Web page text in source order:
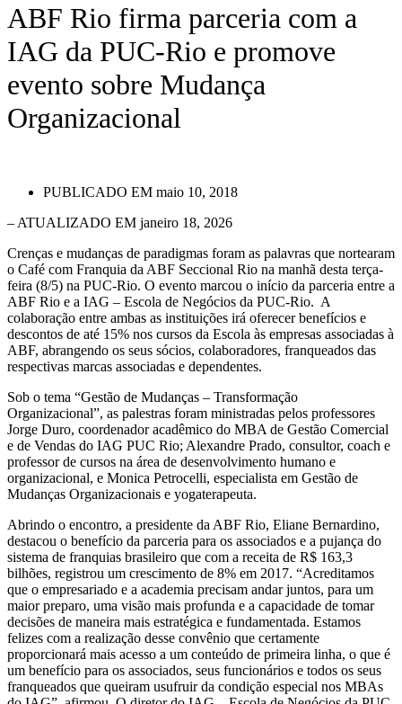
ABF Rio firma parceria com a
IAG da PUC-Rio e promove
evento sobre Mudança
Organizacional
PUBLICADO EM maio 10, 2018
– ATUALIZADO EM janeiro 18, 2026
Crenças e mudanças de paradigmas foram as palavras que nortearam
o Café com Franquia da ABF Seccional Rio na manhã desta terça-
feira (8/5) na PUC-Rio. O evento marcou o início da parceria entre a
ABF Rio e a IAG – Escola de Negócios da PUC-Rio. A
colaboração entre ambas as instituições irá oferecer benefícios e
descontos de até 15% nos cursos da Escola às empresas associadas à
ABF, abrangendo os seus sócios, colaboradores, franqueados das
respectivas marcas associadas e dependentes.
Sob o tema “Gestão de Mudanças – Transformação
Organizacional”, as palestras foram ministradas pelos professores
Jorge Duro, coordenador acadêmico do MBA de Gestão Comercial
e de Vendas do IAG PUC Rio; Alexandre Prado, consultor, coach e
professor de cursos na área de desenvolvimento humano e
organizacional, e Monica Petrocelli, especialista em Gestão de
Mudanças Organizacionais e yogaterapeuta.
Abrindo o encontro, a presidente da ABF Rio, Eliane Bernardino,
destacou o benefício da parceria para os associados e a pujança do
sistema de franquias brasileiro que com a receita de R$ 163,3
bilhões, registrou um crescimento de 8% em 2017. “Acreditamos
que o empresariado e a academia precisam andar juntos, para um
maior preparo, uma visão mais profunda e a capacidade de tomar
decisões de maneira mais estratégica e fundamentada. Estamos
felizes com a realização desse convênio que certamente
proporcionará mais acesso a um conteúdo de primeira linha, o que é
um benefício para os associados, seus funcionários e todos os seus
franqueados que queiram usufruir da condição especial nos MBAs